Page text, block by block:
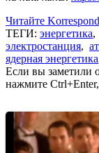
Читайте
ТЕГИ: энергетика,
электростанция,
ядерная энергетика
Если вы заметили
нажмите